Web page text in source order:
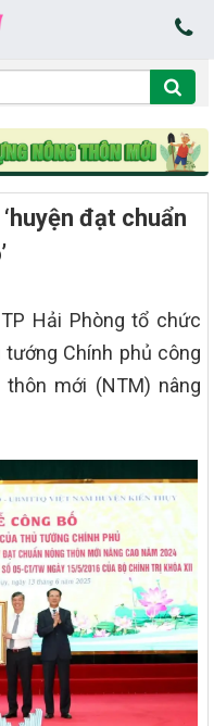
đạt chuẩn
Hải Phòng tổ chức
Chính phủ công
mới (NTM) nâng